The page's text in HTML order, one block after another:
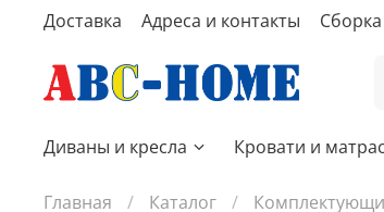
Доставка Адреса и контакты
Диваны и кресла Кровати и
Главная Каталог